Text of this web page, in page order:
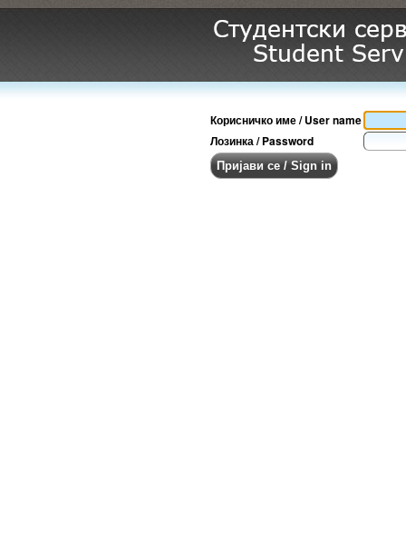
Корисничко име / User name
Лозинка / Password